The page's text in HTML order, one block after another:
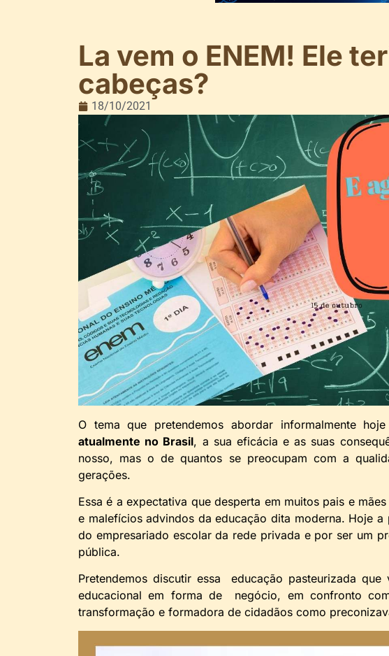
La vem o ENEM! Ele
cabeças?
18/10/2021
O tema que pretendemos abordar informalmente
atualmente no Brasil, a sua eficácia e as suas
nosso, mas o de quantos se preocupam com a
gerações.
Essa é a expectativa que desperta em muitos pais e
e malefícios advindos da educação dita moderna. Hoje
do empresariado escolar da rede privada e por ser um
pública.
Pretendemos discutir essa educação pasteurizada
educacional em forma de negócio, em confronto
transformação e formadora de cidadãos como